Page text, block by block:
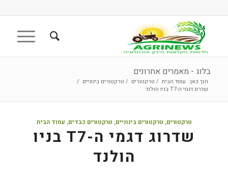
בלוג - מאמרים אחרונים
הנך כאן: עמוד הבית / טרקטורים / טרקטורים בינוניים /
שדרוג דגמי ה-T7 בניו הולנד
טרקטורים, טרקטורים בינוניים, טרקטורים כבדים, עמוד הבית
שדרוג דגמי ה-T7 בניו
הולנד